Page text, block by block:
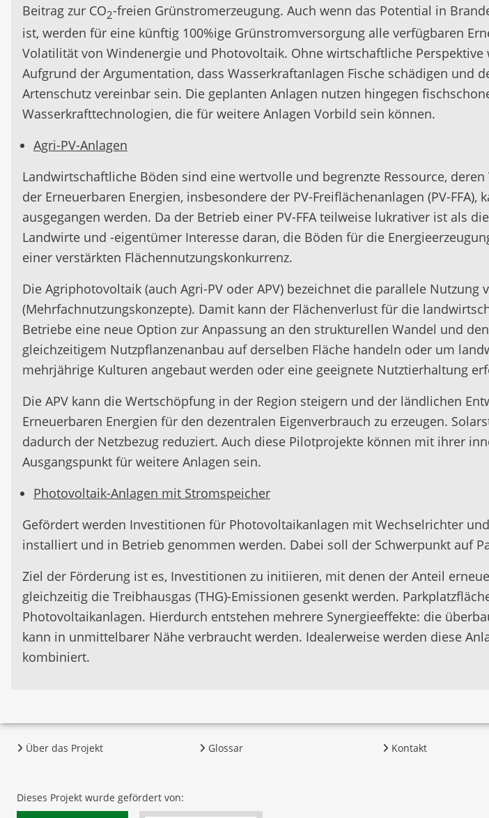
Beitrag zur CO2-freien Grünstromerzeugung. Auch wenn das Potential in
ist, werden für eine künftig 100%ige Grünstromversorgung alle verfügbaren
Volatilität von Windenergie und Photovoltaik. Ohne wirtschaftliche
Aufgrund der Argumentation, dass Wasserkraftanlagen Fische schädigen
Artenschutz vereinbar sein. Die geplanten Anlagen nutzen hingegen
Wasserkrafttechnologien, die für weitere Anlagen Vorbild sein können.
Agri-PV-Anlagen
Landwirtschaftliche Böden sind eine wertvolle und begrenzte Ressource,
der Erneuerbaren Energien, insbesondere der PV-Freiflächenanlagen (PV-
ausgegangen werden. Da der Betrieb einer PV-FFA teilweise lukrativer ist als
Landwirte und -eigentümer Interesse daran, die Böden für die
einer verstärkten Flächennutzungskonkurrenz.
Die Agriphotovoltaik (auch Agri-PV oder APV) bezeichnet die parallele
(Mehrfachnutzungskonzepte). Damit kann der Flächenverlust für die
Betriebe eine neue Option zur Anpassung an den strukturellen Wandel und
gleichzeitigem Nutzpflanzenanbau auf derselben Fläche handeln oder um
mehrjährige Kulturen angebaut werden oder eine geeignete Nutztierhaltung
Die APV kann die Wertschöpfung in der Region steigern und der ländlichen
Erneuerbaren Energien für den dezentralen Eigenverbrauch zu erzeugen.
dadurch der Netzbezug reduziert. Auch diese Pilotprojekte können mit ihrer
Ausgangspunkt für weitere Anlagen sein.
Photovoltaik-Anlagen mit Stromspeicher
Gefördert werden Investitionen für Photovoltaikanlagen mit Wechselrichter
installiert und in Betrieb genommen werden. Dabei soll der Schwerpunkt auf
Ziel der Förderung ist es, Investitionen zu initiieren, mit denen der Anteil
gleichzeitig die Treibhausgas (THG)-Emissionen gesenkt werden.
Photovoltaikanlagen. Hierdurch entstehen mehrere Synergieeffekte: die
kann in unmittelbarer Nähe verbraucht werden. Idealerweise werden diese
kombiniert.
Über das Projekt Glossar Kontakt
Dieses Projekt wurde gefördert von: